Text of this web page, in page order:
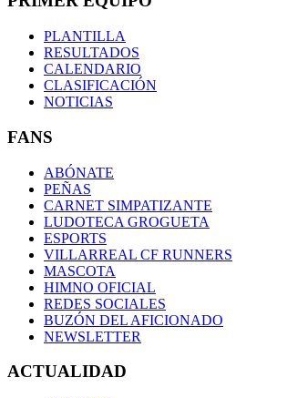
PLANTILLA
RESULTADOS
CALENDARIO
CLASIFICACIÓN
NOTICIAS
FANS
ABÓNATE
PEÑAS
CARNET SIMPATIZANTE
LUDOTECA GROGUETA
ESPORTS
VILLARREAL CF RUNNERS
MASCOTA
HIMNO OFICIAL
REDES SOCIALES
BUZÓN DEL AFICIONADO
NEWSLETTER
ACTUALIDAD